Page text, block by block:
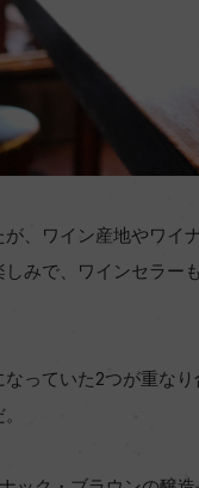
、ワイン産地やワイ
みで、ワインセラ
っていた2つが重な